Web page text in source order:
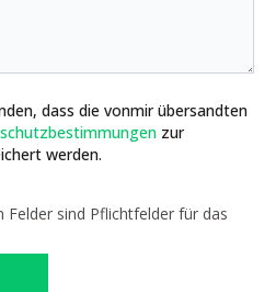
dass die vonmir übersandten
zur
werden.
sind Pflichtfelder für das